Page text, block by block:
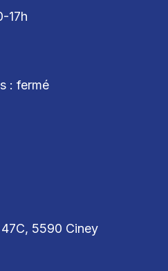
17h
16h
: fermé
5590 Ciney